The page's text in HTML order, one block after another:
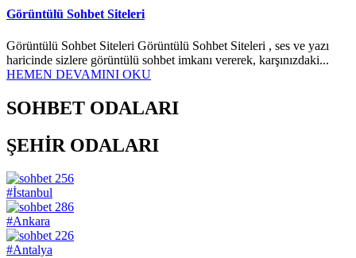
Görüntülü Sohbet Siteleri
Görüntülü Sohbet Siteleri Görüntülü Sohbet Siteleri , ses ve yazı
haricinde sizlere görüntülü sohbet imkanı vererek, karşınızdaki...
HEMEN DEVAMINI OKU
SOHBET ODALARI
ŞEHİR ODALARI
256
#İstanbul
286
#Ankara
226
#Antalya